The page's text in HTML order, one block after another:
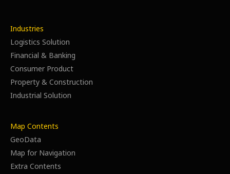
Industries
Logistics Solution
Financial & Banking
Consumer Product
Property & Construction
Industrial Solution
Map Contents
GeoData
Map for Navigation
Extra Contents